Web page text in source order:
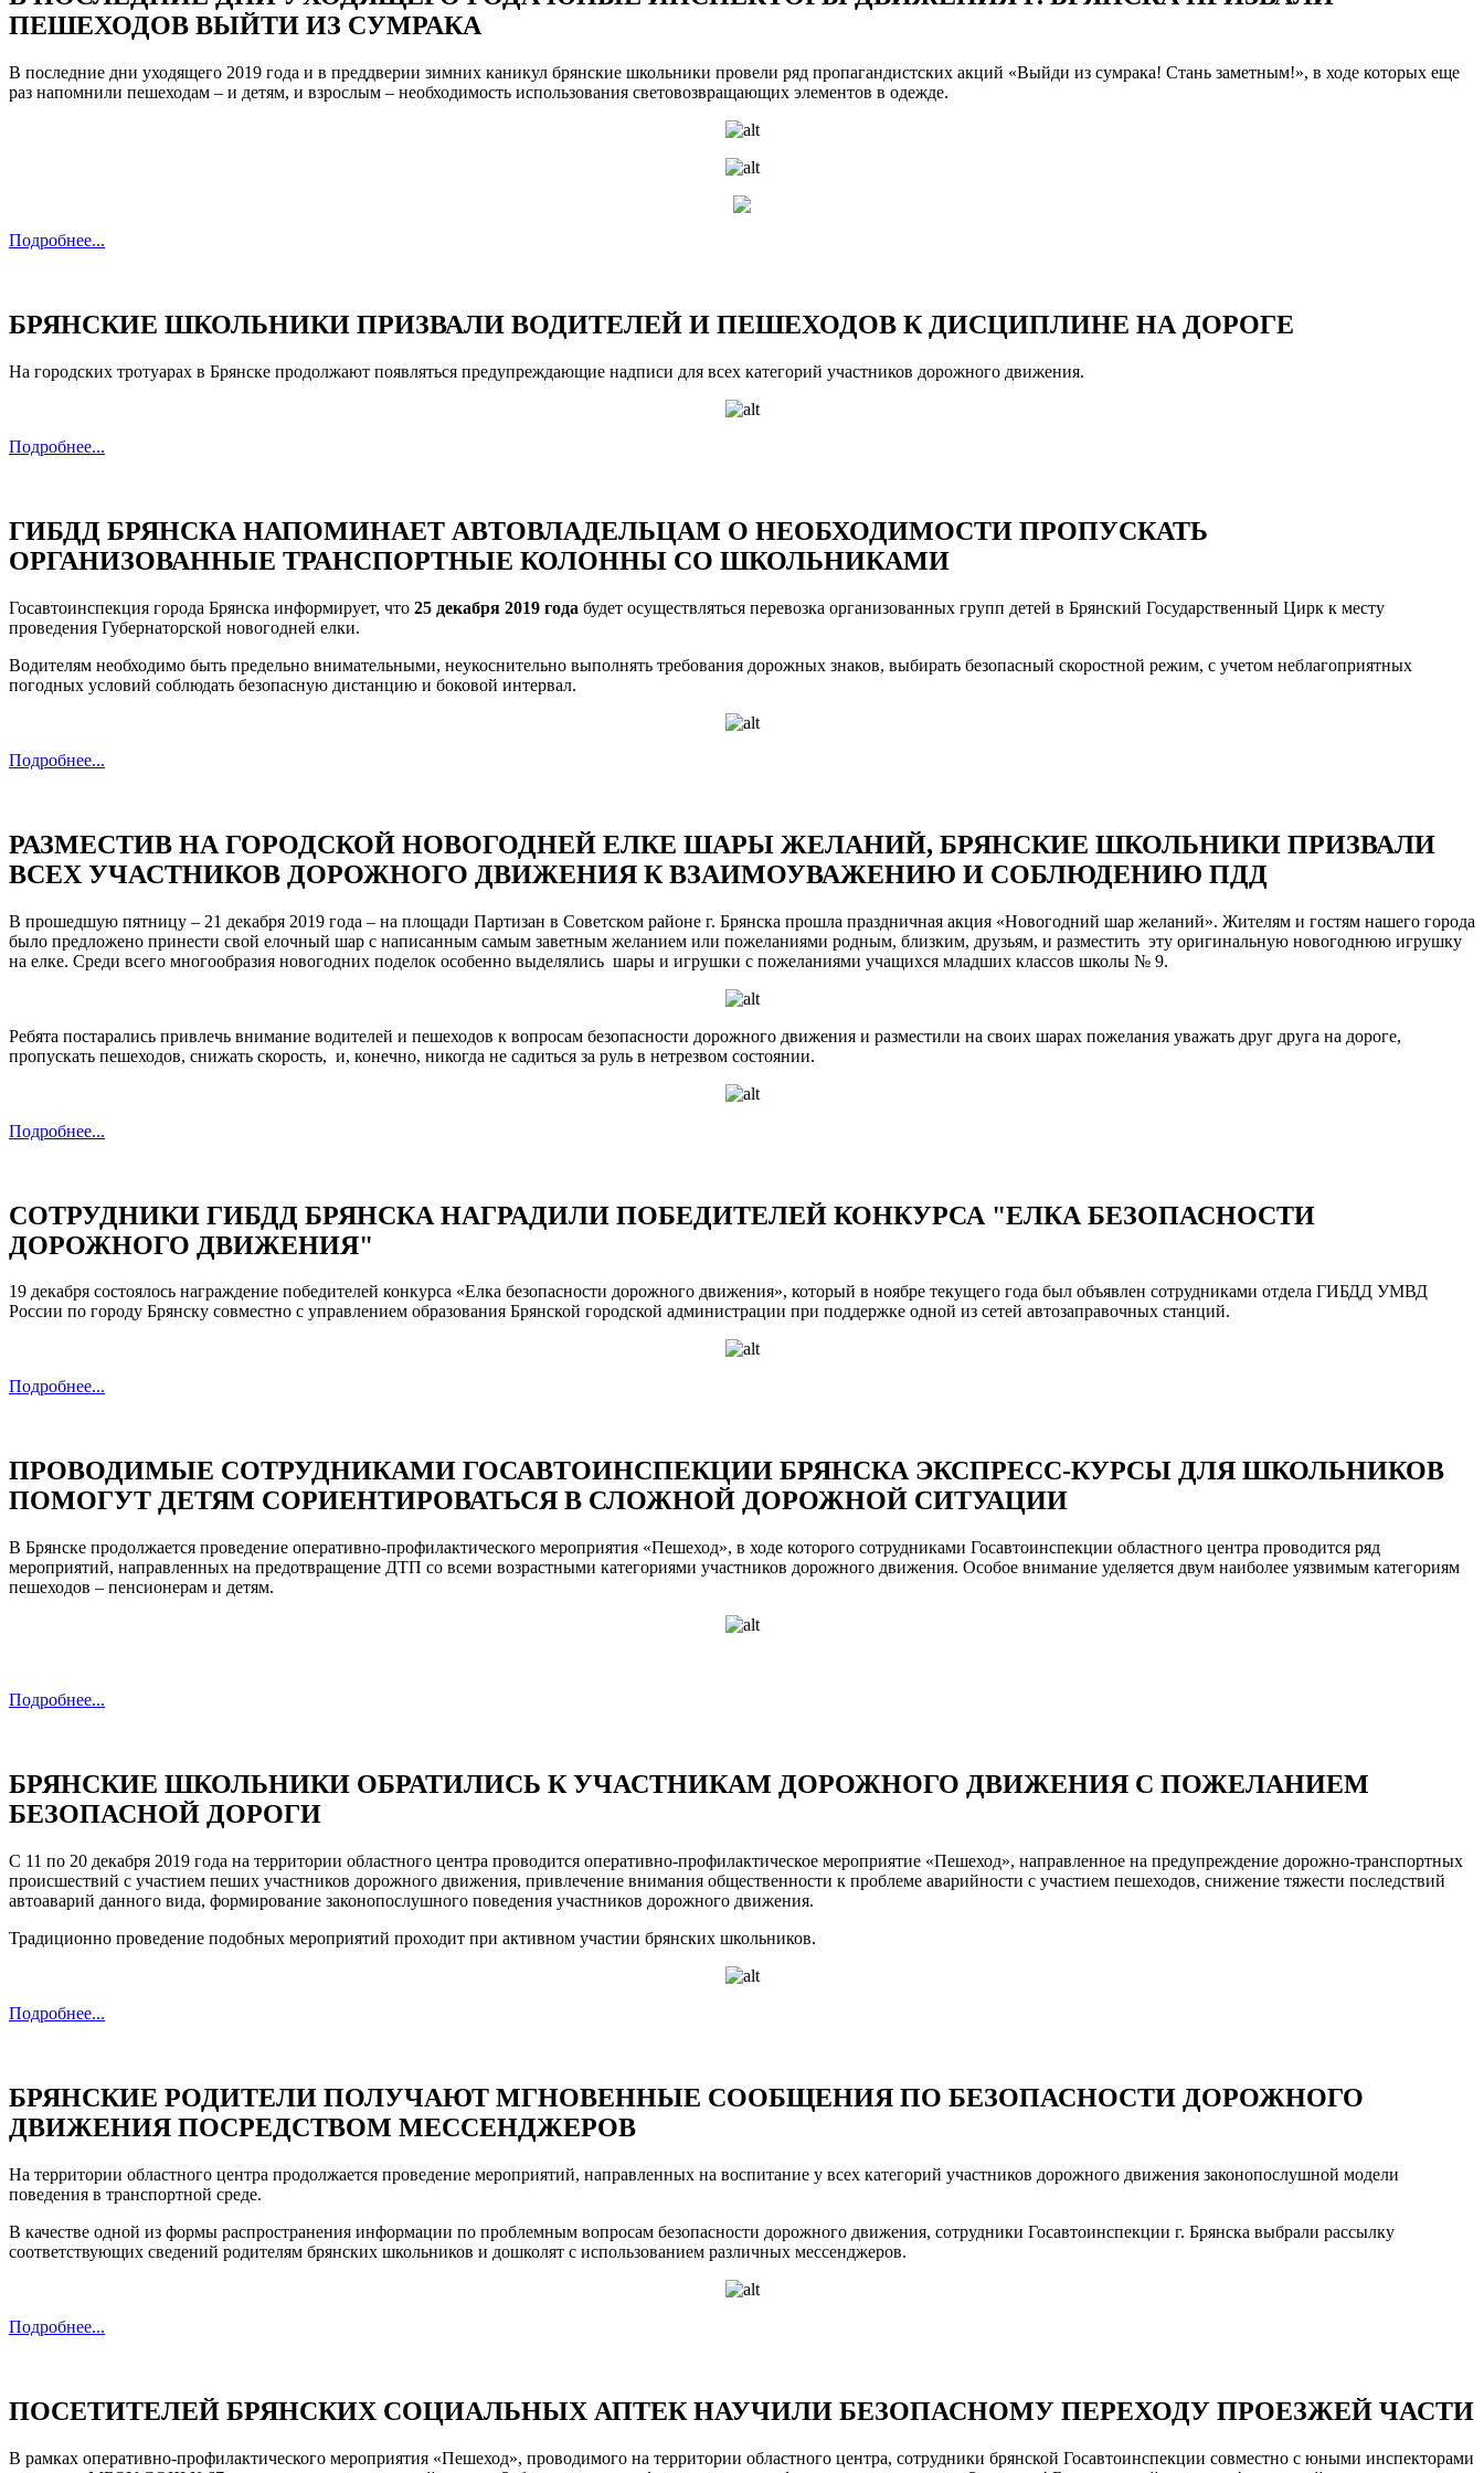
ПЕШЕХОДОВ ВЫЙТИ ИЗ СУМРАКА
В последние дни уходящего 2019 года и в преддверии зимних каникул брянские школьники провели ряд пропагандистских акций «Выйди из сумрака! Стань заметным!», в ходе которых еще
раз напомнили пешеходам – и детям, и взрослым – необходимость использования световозвращающих элементов в одежде.
Подробнее...
БРЯНСКИЕ ШКОЛЬНИКИ ПРИЗВАЛИ ВОДИТЕЛЕЙ И ПЕШЕХОДОВ К ДИСЦИПЛИНЕ НА ДОРОГЕ
На городских тротуарах в Брянске продолжают появляться предупреждающие надписи для всех категорий участников дорожного движения.
Подробнее...
ГИБДД БРЯНСКА НАПОМИНАЕТ АВТОВЛАДЕЛЬЦАМ О НЕОБХОДИМОСТИ ПРОПУСКАТЬ
ОРГАНИЗОВАННЫЕ ТРАНСПОРТНЫЕ КОЛОННЫ СО ШКОЛЬНИКАМИ
Госавтоинспекция города Брянска информирует, что 25 декабря 2019 года будет осуществляться перевозка организованных групп детей в Брянский Государственный Цирк к месту
проведения Губернаторской новогодней елки.
Водителям необходимо быть предельно внимательными, неукоснительно выполнять требования дорожных знаков, выбирать безопасный скоростной режим, с учетом неблагоприятных
погодных условий соблюдать безопасную дистанцию и боковой интервал.
Подробнее...
РАЗМЕСТИВ НА ГОРОДСКОЙ НОВОГОДНЕЙ ЕЛКЕ ШАРЫ ЖЕЛАНИЙ, БРЯНСКИЕ ШКОЛЬНИКИ ПРИЗВАЛИ
ВСЕХ УЧАСТНИКОВ ДОРОЖНОГО ДВИЖЕНИЯ К ВЗАИМОУВАЖЕНИЮ И СОБЛЮДЕНИЮ ПДД
В прошедшую пятницу – 21 декабря 2019 года – на площади Партизан в Советском районе г. Брянска прошла праздничная акция «Новогодний шар желаний». Жителям и гостям нашего города
было предложено принести свой елочный шар с написанным самым заветным желанием или пожеланиями родным, близким, друзьям, и разместить эту оригинальную новогоднюю игрушку
на елке. Среди всего многообразия новогодних поделок особенно выделялись шары и игрушки с пожеланиями учащихся младших классов школы № 9.
Ребята постарались привлечь внимание водителей и пешеходов к вопросам безопасности дорожного движения и разместили на своих шарах пожелания уважать друг друга на дороге,
пропускать пешеходов, снижать скорость, и, конечно, никогда не садиться за руль в нетрезвом состоянии.
Подробнее...
СОТРУДНИКИ ГИБДД БРЯНСКА НАГРАДИЛИ ПОБЕДИТЕЛЕЙ КОНКУРСА "ЕЛКА БЕЗОПАСНОСТИ
ДОРОЖНОГО ДВИЖЕНИЯ"
19 декабря состоялось награждение победителей конкурса «Елка безопасности дорожного движения», который в ноябре текущего года был объявлен сотрудниками отдела ГИБДД УМВД
России по городу Брянску совместно с управлением образования Брянской городской администрации при поддержке одной из сетей автозаправочных станций.
Подробнее...
ПРОВОДИМЫЕ СОТРУДНИКАМИ ГОСАВТОИНСПЕКЦИИ БРЯНСКА ЭКСПРЕСС-КУРСЫ ДЛЯ ШКОЛЬНИКОВ
ПОМОГУТ ДЕТЯМ СОРИЕНТИРОВАТЬСЯ В СЛОЖНОЙ ДОРОЖНОЙ СИТУАЦИИ
В Брянске продолжается проведение оперативно-профилактического мероприятия «Пешеход», в ходе которого сотрудниками Госавтоинспекции областного центра проводится ряд
мероприятий, направленных на предотвращение ДТП со всеми возрастными категориями участников дорожного движения. Особое внимание уделяется двум наиболее уязвимым категориям
пешеходов – пенсионерам и детям.
Подробнее...
БРЯНСКИЕ ШКОЛЬНИКИ ОБРАТИЛИСЬ К УЧАСТНИКАМ ДОРОЖНОГО ДВИЖЕНИЯ С ПОЖЕЛАНИЕМ
БЕЗОПАСНОЙ ДОРОГИ
С 11 по 20 декабря 2019 года на территории областного центра проводится оперативно-профилактическое мероприятие «Пешеход», направленное на предупреждение дорожно-транспортных
происшествий с участием пеших участников дорожного движения, привлечение внимания общественности к проблеме аварийности с участием пешеходов, снижение тяжести последствий
автоаварий данного вида, формирование законопослушного поведения участников дорожного движения.
Традиционно проведение подобных мероприятий проходит при активном участии брянских школьников.
Подробнее...
БРЯНСКИЕ РОДИТЕЛИ ПОЛУЧАЮТ МГНОВЕННЫЕ СООБЩЕНИЯ ПО БЕЗОПАСНОСТИ ДОРОЖНОГО
ДВИЖЕНИЯ ПОСРЕДСТВОМ МЕССЕНДЖЕРОВ
На территории областного центра продолжается проведение мероприятий, направленных на воспитание у всех категорий участников дорожного движения законопослушной модели
поведения в транспортной среде.
В качестве одной из формы распространения информации по проблемным вопросам безопасности дорожного движения, сотрудники Госавтоинспекции г. Брянска выбрали рассылку
соответствующих сведений родителям брянских школьников и дошколят с использованием различных мессенджеров.
Подробнее...
ПОСЕТИТЕЛЕЙ БРЯНСКИХ СОЦИАЛЬНЫХ АПТЕК НАУЧИЛИ БЕЗОПАСНОМУ ПЕРЕХОДУ ПРОЕЗЖЕЙ ЧАСТИ
В рамках оперативно-профилактического мероприятия «Пешеход», проводимого на территории областного центра, сотрудники брянской Госавтоинспекции совместно с юными инспекторами